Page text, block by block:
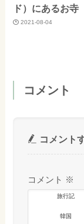
ド）にあるお寺
2021-08-04
コメント
コメント
コメント ※
旅行記
韓国